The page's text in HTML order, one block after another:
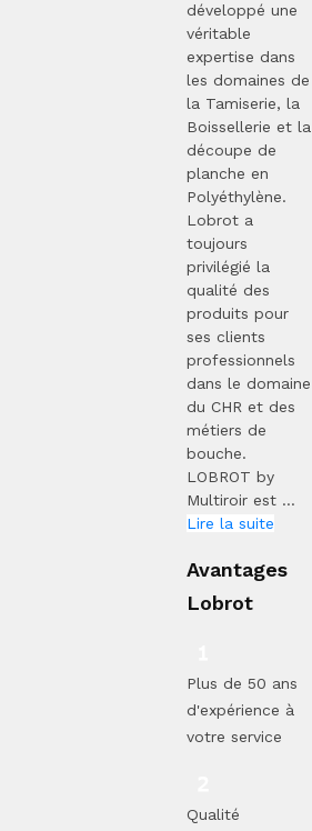
développé une
véritable
expertise dans
les domaines de
la Tamiserie, la
Boissellerie et la
découpe de
planche en
Polyéthylène.
Lobrot a
toujours
privilégié la
qualité des
produits pour
ses clients
professionnels
dans le domaine
du CHR et des
métiers de
bouche.
LOBROT by
Multiroir est ...
Lire la suite
Avantages
Lobrot
Plus de 50 ans
d'expérience à
votre service
Qualité